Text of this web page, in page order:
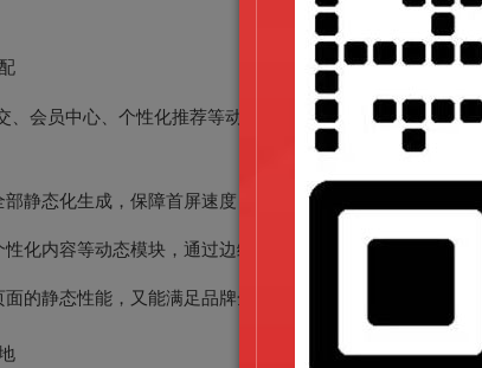
、会员中心、个性化推荐等动态功能，这些模块无法完全
静态化生成，保障首屏速度；
化内容等动态模块，通过边缘函数在 CDN 节点处理，或在
的静态性能，又能满足品牌全案中的交互功能需求。